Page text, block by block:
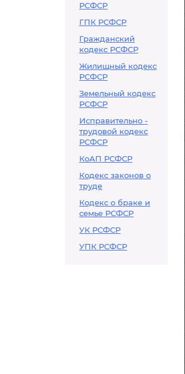
РСФСР
ГПК РСФСР
Гражданский
кодекс РСФСР
Жилищный кодекс
РСФСР
Земельный кодекс
РСФСР
Исправительно -
трудовой кодекс
РСФСР
КоАП РСФСР
Кодекс законов о
труде
Кодекс о браке и
семье РСФСР
УК РСФСР
УПК РСФСР